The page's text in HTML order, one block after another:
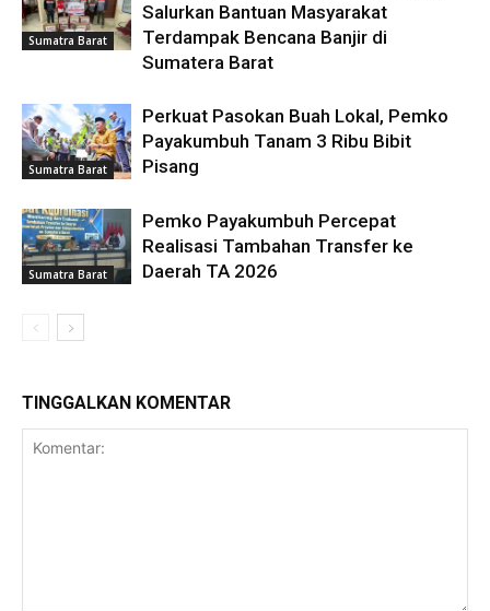
Sumatra Barat
Salurkan Bantuan Masyarakat
Terdampak Bencana Banjir di
Sumatera Barat
Sumatra Barat
Perkuat Pasokan Buah Lokal, Pemko
Payakumbuh Tanam 3 Ribu Bibit
Pisang
Sumatra Barat
Pemko Payakumbuh Percepat
Realisasi Tambahan Transfer ke
Daerah TA 2026
TINGGALKAN KOMENTAR